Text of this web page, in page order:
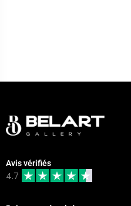
Avis vérifiés
4.7